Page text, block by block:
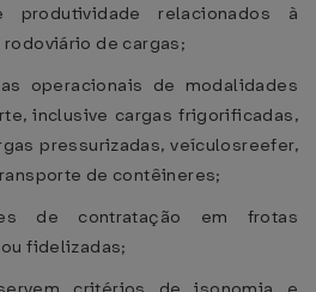
relacionados à
de cargas;
operacionais de modalidades
inclusive cargas frigorificadas,
pressurizadas, veículosreefer,
de contêineres;
de contratação em frotas
fidelizadas;